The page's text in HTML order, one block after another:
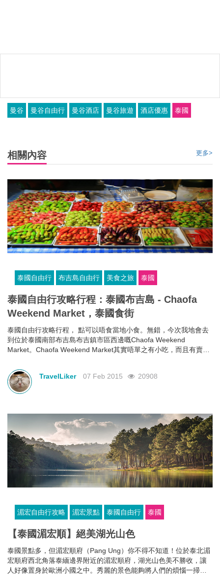
曼谷 曼谷自由行 曼谷酒店 曼谷旅遊 酒店優惠 泰國
相關內容 更多>
泰國自由行 布吉島自由行 美食之旅 泰國
泰國自由行攻略行程：泰國布吉島 - Chaofa
Weekend Market，泰國食街
泰國自由行攻略行程， 點可以唔食當地小食。無錯，今次我地會去
到位於泰國南部布吉島布吉鎮市區西邊嘅Chaofa Weekend
Market。Chaofa Weekend Market其實唔單之有小吃，而且有賣
先再睇都未遲。最重要係行哂全部小食檔，食均全部你鐘意或未食
過嘅小食。TravelLiker 07 Feb 2015 20908
湄宏自由行攻略 湄宏景點 泰國自由行 泰國
【泰國湄宏順】絕美湖光山色
泰國景點多，但湄宏順府（Pang Ung）你不得不知道！位於泰北湄
宏順府西北角落泰緬邊界附近的湄宏順府，湖光山色美不勝收，讓
人好像置身於歐洲小國之中。秀麗的景色能夠將人們的煩惱一掃而